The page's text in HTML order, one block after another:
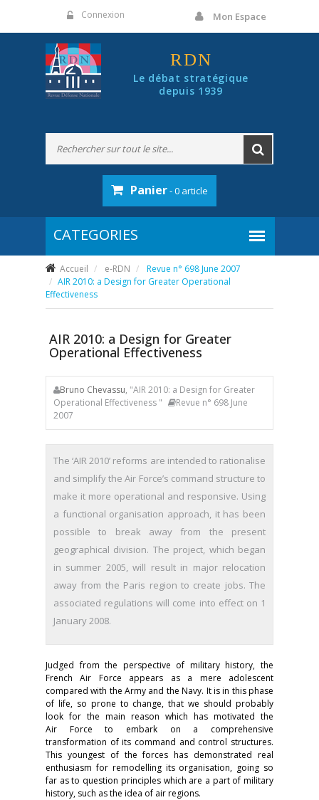
Connexion Mon Espace
RDN
Le débat stratégique
depuis 1939
Panier- 0 article
Accueil e-RDN
Revue n° 698 June 2007
AIR 2010: a Design for Greater Operational
Effectiveness
AIR 2010: a Design for Greater
Operational Effectiveness
Bruno Chevassu, "AIR 2010: a Design for Greater
Operational Effectiveness "
Revue n° 698 June
2007
The ‘AIR 2010’ reforms are intended to rationalise
and simplify the Air Force’s command structure to
make it more operational and responsive. Using
a functional organisation approach, it has been
possible to break away from the present
geographical division. The project, which began
in summer 2005, will result in major relocation
away from the Paris region to create jobs. The
associated regulations will come into effect on 1
January 2008.
Judged from the perspective of military history, the
French Air Force appears as a mere adolescent
compared with the Army and the Navy. It is in this phase
of life, so prone to change, that we should probably
look for the main reason which has motivated the
Air Force to embark on a comprehensive
transformation of its command and control structures.
This youngest of the forces has demonstrated real
enthusiasm for remodelling its organisation, going so
far as to question principles which are a part of military
history, such as the idea of air regions.